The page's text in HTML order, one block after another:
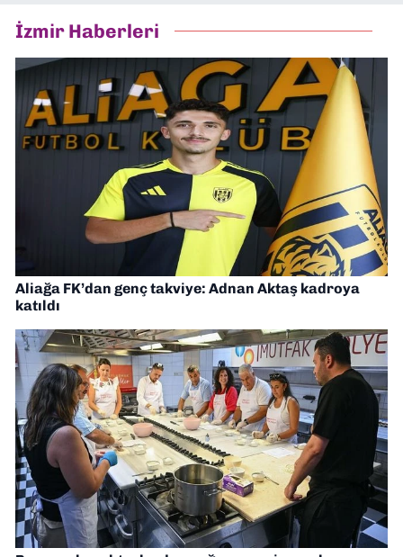
İzmir Haberleri
Aliağa FK’dan genç takviye: Adnan Aktaş kadroya
katıldı